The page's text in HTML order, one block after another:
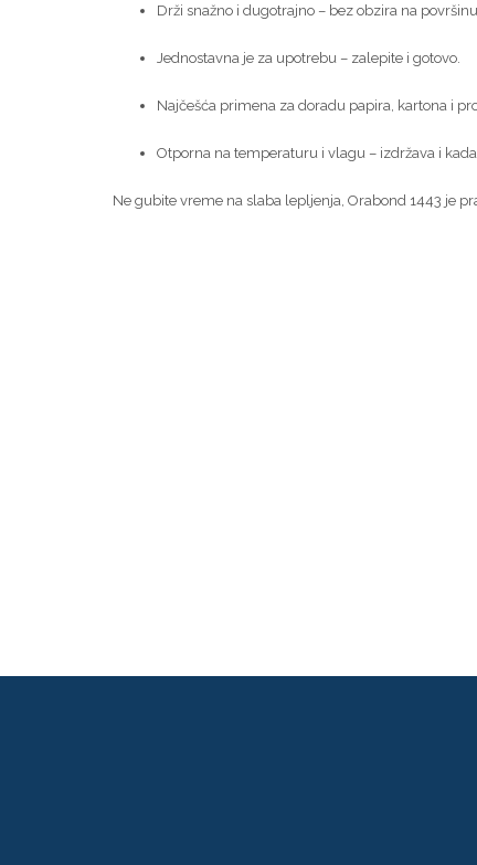
Drži snažno i dugotrajno – bez obzira na površinu.
Jednostavna je za upotrebu – zalepite i gotovo.
Najčešća primena za doradu papira, kartona i
Otporna na temperaturu i vlagu – izdržava i
Ne gubite vreme na slaba lepljenja, Orabond 1443 je